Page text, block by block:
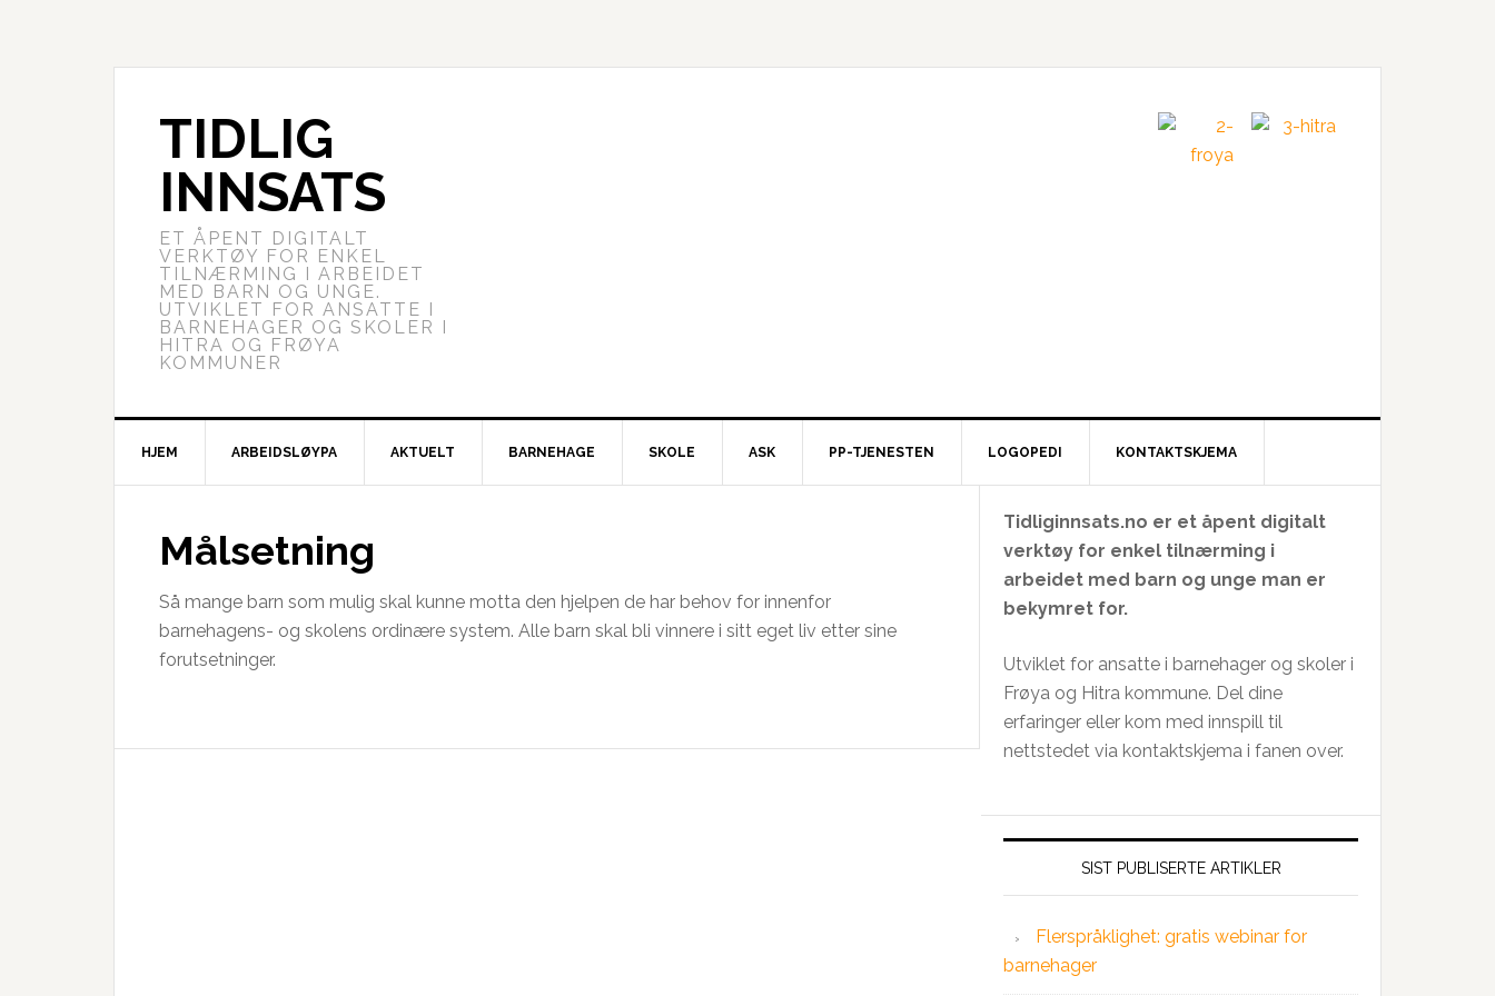
TIDLIG
INNSATS
ET ÅPENT DIGITALT
VERKTØY FOR ENKEL
TILNÆRMING I ARBEIDET
MED BARN OG UNGE.
UTVIKLET FOR ANSATTE I
BARNEHAGER OG SKOLER I
HITRA OG FRØYA
KOMMUNER
HJEM ARBEIDSLØYPA AKTUELT BARNEHAGE SKOLE ASK PP-TJENESTEN LOGOPEDI KONTAKTSKJEMA
Målsetning
Så mange barn som mulig skal kunne motta den hjelpen de har behov for innenfor
barnehagens- og skolens ordinære system. Alle barn skal bli vinnere i sitt eget liv etter sine
forutsetninger.
Tidliginnsats.no er et åpent digitalt
verktøy for enkel tilnærming i
arbeidet med barn og unge man er
bekymret for.
Utviklet for ansatte i barnehager og skoler i
Frøya og Hitra kommune. Del dine
erfaringer eller kom med innspill til
nettstedet via kontaktskjema i fanen over.
SIST PUBLISERTE ARTIKLER
Flerspråklighet: gratis webinar for
barnehager